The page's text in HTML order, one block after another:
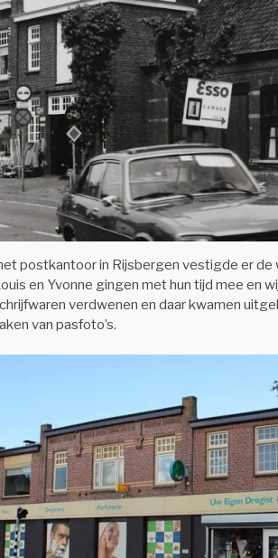
postkantoor in Rijsbergen vestigde er
en Yvonne gingen met hun tijd mee en
verdwenen en daar kwamen
van pasfoto’s.